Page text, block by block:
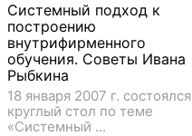
Системный подход к
построению
внутрифирменного
обучения. Советы Ивана
Рыбкина
18 января 2007 г. состоялся
круглый стол по теме
«Системный ...